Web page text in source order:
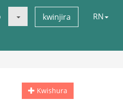
kwinjira RN
Kwishura